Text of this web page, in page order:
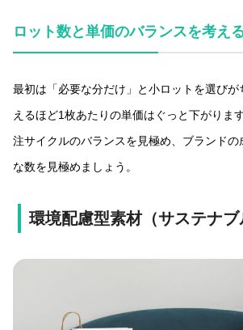
ロット数と単価のバランスを考え
最初は「必要な分だけ」と小ロットを選び
えるほど1枚あたりの単価はぐっと下がりま
注サイクルのバランスを見極め、ブランドの
な数を見極めましょう。
環境配慮型素材（サステナ